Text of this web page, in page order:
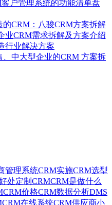
客户管理系统的功能清单盘
CRM：八骏CRM方案拆解
业CRM需求拆解及方案介绍
行业解决方案
、中大型企业的CRM 方案拆
管理系统CRM实施CRM选型
处定制CRMCRM是做什么
CRM价格CRM数据分析DMS
CRM在线系统CRM供应商小